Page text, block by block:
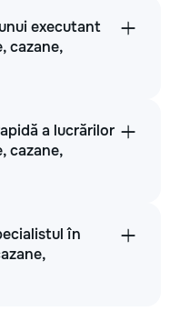
executant
cazane,
a lucrărilor
cazane,
în